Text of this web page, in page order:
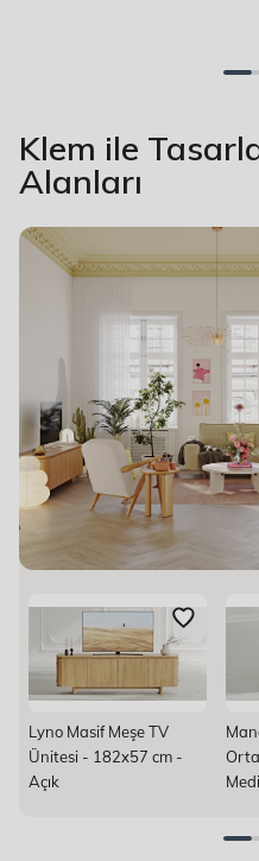
Klem ile
Alanları
Lyno Masif Meşe TV
Ünitesi - 182x57 cm -
Açık
Orta